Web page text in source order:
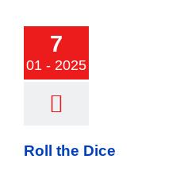
7
01 - 2025
the Dice
Roll the Dice